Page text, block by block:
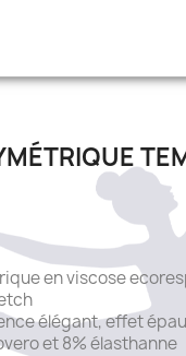
en viscose
élégant, effet
et 8% élasthanne